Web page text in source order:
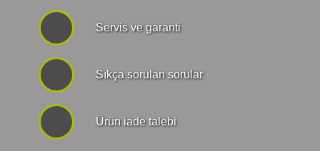
Servis ve garanti
Sıkça sorulan sorular
Ürün iade talebi